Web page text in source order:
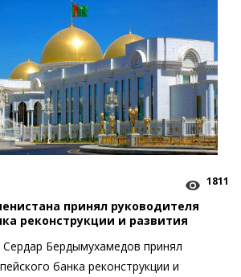
1811
принял руководителя
реконструкции и развития
Бердымухамедов принял
банка реконструкции и